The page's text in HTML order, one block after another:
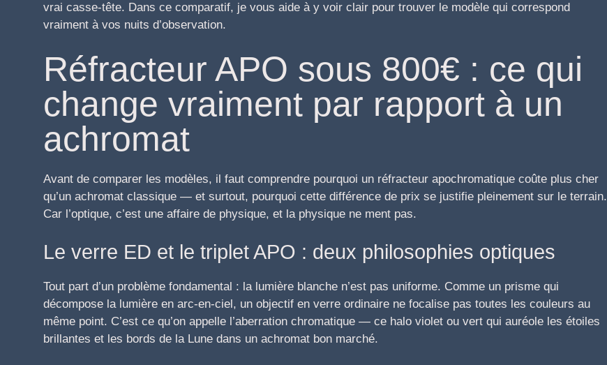
vrai casse-tête. Dans ce comparatif, je vous aide à y voir clair pour trouver le modèle qui correspond
vraiment à vos nuits d’observation.
Réfracteur APO sous 800€ : ce qui
change vraiment par rapport à un
achromat
Avant de comparer les modèles, il faut comprendre pourquoi un réfracteur apochromatique coûte plus cher
qu’un achromat classique — et surtout, pourquoi cette différence de prix se justifie pleinement sur le terrain.
Car l’optique, c’est une affaire de physique, et la physique ne ment pas.
Le verre ED et le triplet APO : deux philosophies optiques
Tout part d’un problème fondamental : la lumière blanche n’est pas uniforme. Comme un prisme qui
décompose la lumière en arc-en-ciel, un objectif en verre ordinaire ne focalise pas toutes les couleurs au
même point. C’est ce qu’on appelle l’aberration chromatique — ce halo violet ou vert qui auréole les étoiles
brillantes et les bords de la Lune dans un achromat bon marché.